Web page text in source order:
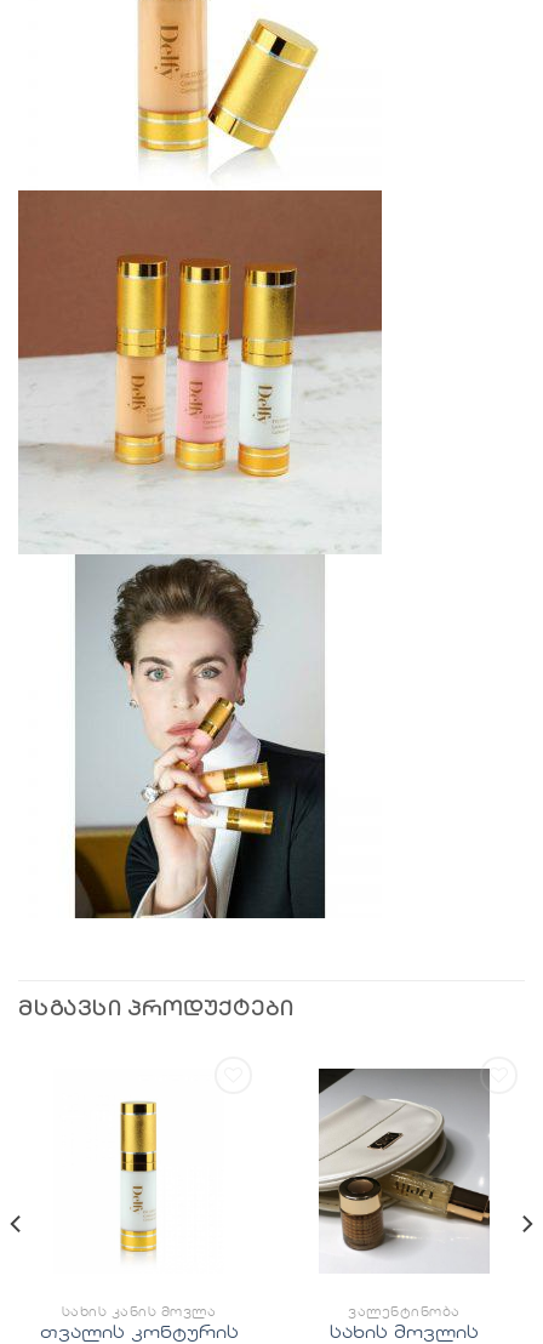
ᲛᲡᲒᲐᲕᲡᲘ ᲞᲠᲝᲓᲣᲥᲢᲔᲑᲘ
სურვილების
ᲡᲐᲮᲘᲡ ᲙᲐᲜᲘᲡ ᲛᲝᲕᲚᲐ
თვალის კონტურის
სურვილების
სიაში
დამატება
ᲕᲐᲚᲔᲜᲢᲘᲜᲝᲑᲐ
სახის მოვლის